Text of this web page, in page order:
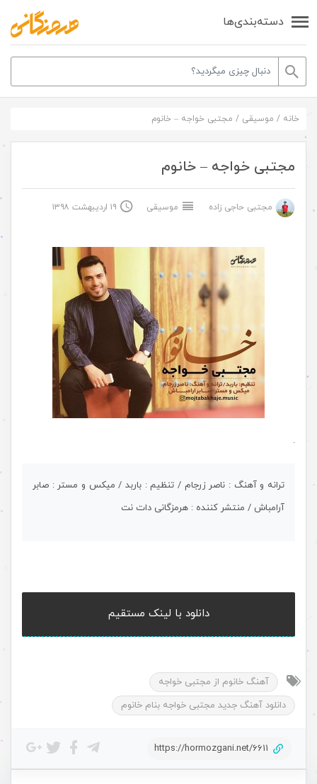
دسته‌بندی‌ها
خانه / موسیقی / مجتبی خواجه – خانوم
مجتبی خواجه – خانوم
مجتبی حاجی زاده موسیقی ۱۹ اردیبهشت ۱۳۹۸
.
ترانه و آهنگ : ناصر زرجام / تنظیم : باربد / میکس و مستر : صابر
آرامباش / منتشر کننده : هرمزگانی دات نت
دانلود با لینک مستقیم
آهنگ خانوم از مجتبی خواجه
دانلود آهنگ جدید مجتبی خواجه بنام خانوم
https://hormozgani.net/6611